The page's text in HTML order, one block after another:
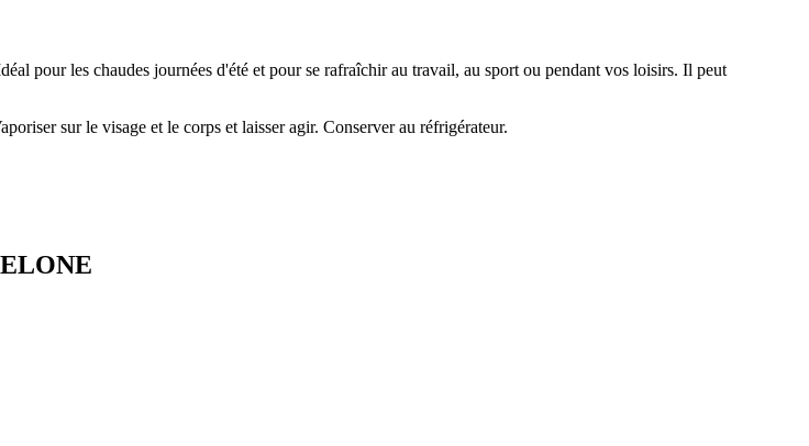
pour les chaudes journées d'été et pour se rafraîchir au travail, au sport ou pendant vos loisirs. Il peut
sur le visage et le corps et laisser agir. Conserver au réfrigérateur.